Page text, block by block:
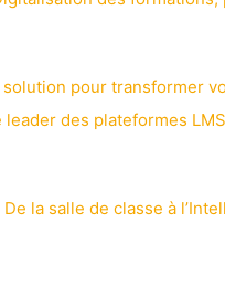
solution pour transformer
des plateformes
la salle de classe à